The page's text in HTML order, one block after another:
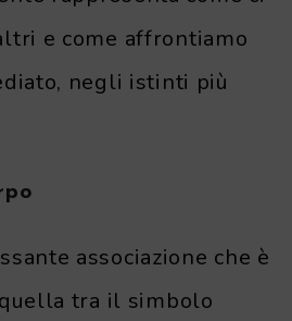
e come affrontiamo
negli istinti più
associazione che è
tra il simbolo